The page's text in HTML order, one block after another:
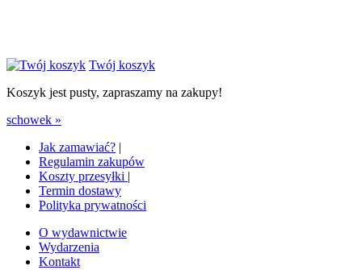
Twój koszyk
Koszyk jest pusty, zapraszamy na zakupy!
schowek »
Jak zamawiać? |
Regulamin zakupów
Koszty przesyłki |
Termin dostawy
Polityka prywatności
O wydawnictwie
Wydarzenia
Kontakt